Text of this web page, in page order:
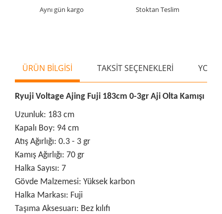
Aynı gün kargo Stoktan Teslim
ÜRÜN BİLGİSİ TAKSİT SEÇENEKLERİ
Ryuji Voltage Ajing Fuji 183cm 0-3gr Aji Olta Kamışı
Uzunluk: 183 cm
Kapalı Boy: 94 cm
Atış Ağırlığı: 0.3 - 3 gr
Kamış Ağırlığı: 70 gr
Halka Sayısı: 7
Gövde Malzemesi: Yüksek karbon
Halka Markası: Fuji
Taşıma Aksesuarı: Bez kılıfı